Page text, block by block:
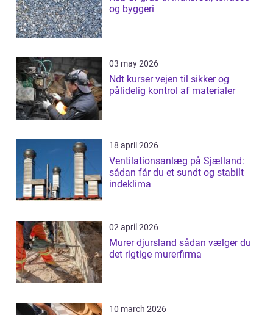
og byggeri
03 may 2026
Ndt kurser vejen til sikker og
pålidelig kontrol af materialer
18 april 2026
Ventilationsanlæg på Sjælland:
sådan får du et sundt og stabilt
indeklima
02 april 2026
Murer djursland sådan vælger du
det rigtige murerfirma
10 march 2026